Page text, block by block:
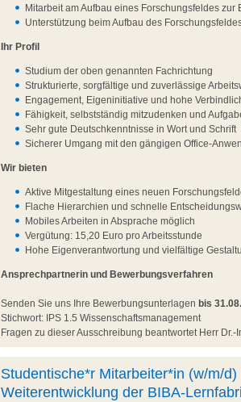
Mitarbeit am Aufbau eines Forschungsfeldes
Unterstützung beim Aufbau des
Ihr Profil
Studium der oben genannten Fachrichtung
Strukturierte, sorgfältige und zuverlässige
Engagement, Eigeninitiative und hohe
Fähigkeit, selbstständig mitzudenken und
Sehr gute Deutschkenntnisse in Wort und Schrift
Sicherer Umgang mit den gängigen Office-
Wir bieten
Aktive Mitgestaltung eines neuen
Flache Hierarchien und schnelle
Mobiles Arbeiten in Absprache möglich
Vergütung: 15,20 Euro pro Arbeitsstunde
Hohe Eigenverantwortung und vielfältige
Ansprechpartnerin und Bewerbungsverfahren
Senden Sie uns Ihre Bewerbungsunterlagenbis
Stichwort: IPS 1.5 Wissenschaftsmanagement
Fragen zu dieser Ausschreibung beantwortet Herr
Studentische*r Mitarbeiter*in (w/m/d)
Weiterentwicklung der BIBA-